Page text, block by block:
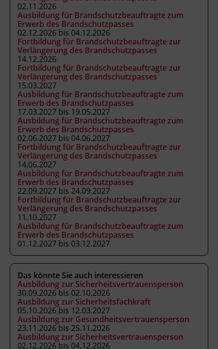
Leitung
Fachtrainer_in
Abschluss
Kursbesuchsbestätigung
Hinweis
Für Teilnahme und Prüfung erforderlich: ein
Passbild (nicht älter als zwei Jahre) und ein
internetfähiges Smartphone mit QR-
Lesesoftware. Die Schulung findet an der
Landes-Feuerwehrschule Tirol in Telfs statt.
02.11.2026
Ausbildung für Brandschutzbeauftragte zum
Erwerb des Brandschutzpasses
02.12.2026 bis 04.12.2026
Fortbildung für Brandschutzbeauftragte zur
Verlängerung des Brandschutzpasses
14.12.2026
Fortbildung für Brandschutzbeauftragte zur
Verlängerung des Brandschutzpasses
15.03.2027
Ausbildung für Brandschutzbeauftragte zum
Erwerb des Brandschutzpasses
17.03.2027 bis 19.05.2027
Ausbildung für Brandschutzbeauftragte zum
Erwerb des Brandschutzpasses
02.06.2027 bis 04.06.2027
Fortbildung für Brandschutzbeauftragte zur
Verlängerung des Brandschutzpasses
14.06.2027
Ausbildung für Brandschutzbeauftragte zum
Erwerb des Brandschutzpasses
22.09.2027 bis 24.09.2027
Fortbildung für Brandschutzbeauftragte zur
Verlängerung des Brandschutzpasses
11.10.2027
Ausbildung für Brandschutzbeauftragte zum
Erwerb des Brandschutzpasses
01.12.2027 bis 03.12.2027
Das könnte Sie auch interessieren
Ausbildung zur Sicherheitsvertrauensperson
30.09.2026 bis 02.10.2026
Ausbildung zur Sicherheitsfachkraft
05.10.2026 bis 12.03.2027
Ausbildung zur Gesundheitsvertrauensperson
23.11.2026 bis 25.11.2026
Ausbildung zur Sicherheitsvertrauensperson
02.12.2026 bis 04.12.2026